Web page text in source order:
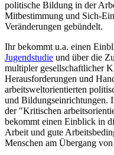
politische Bildung in der
Mitbestimmung und Sich-
Veränderungen gebündelt.
Ihr bekommt u.a. einen
Jugendstudie und über die
multipler gesellschaftlicher
Herausforderungen und
arbeitsweltorientierten
und Bildungseinrichtungen.
der "Kritischen
bekommt einen Einblick in
Arbeit und gute
Menschen am Übergang